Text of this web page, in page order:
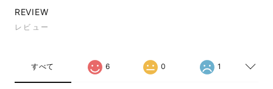
REVIEW
レビュー
すべて 6 0 1